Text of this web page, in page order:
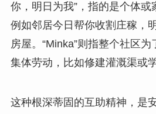
你，明日为我”，指的是个体或
例如邻居今日帮你收割庄稼，
房屋。“Minka”则指整个社区
集体劳动，比如修建灌溉渠或学
这种根深蒂固的互助精神，是